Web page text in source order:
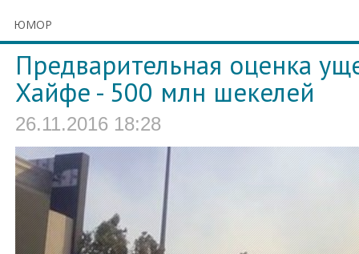
ЮМОР
Предварительная оценка
Хайфе - 500 млн шекелей
26.11.2016 18:28